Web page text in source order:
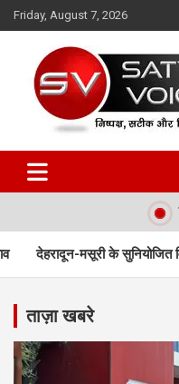
Skip
to
Friday, August 7, 2026
Satya Voice
विकास को मिलेगी नई
ताज़ा खबरे